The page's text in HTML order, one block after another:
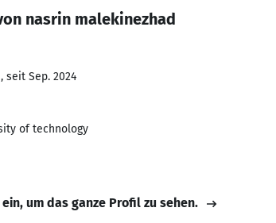
nasrin malekinezhad
seit Sep. 2024
of technology
um das ganze Profil zu sehen.